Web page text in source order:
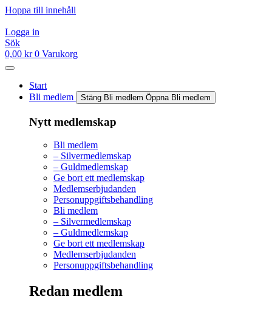
Hoppa till innehåll
Logga in
Sök
0,00 kr 0 Varukorg
Start
Bli medlem
Stäng Bli medlem Öppna Bli medlem
Nytt medlemskap
Bli medlem
– Silvermedlemskap
– Guldmedlemskap
Ge bort ett medlemskap
Medlemserbjudanden
Personuppgiftsbehandling
Bli medlem
– Silvermedlemskap
– Guldmedlemskap
Ge bort ett medlemskap
Medlemserbjudanden
Personuppgiftsbehandling
Redan medlem